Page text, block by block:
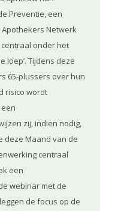
Preventie, een
Netwerk
centraal onder het
loep’. Tijdens deze
65-plussers over hun
risico wordt
zij, indien nodig,
deze Maand van de
centraal
een
webinar met de
de focus op de